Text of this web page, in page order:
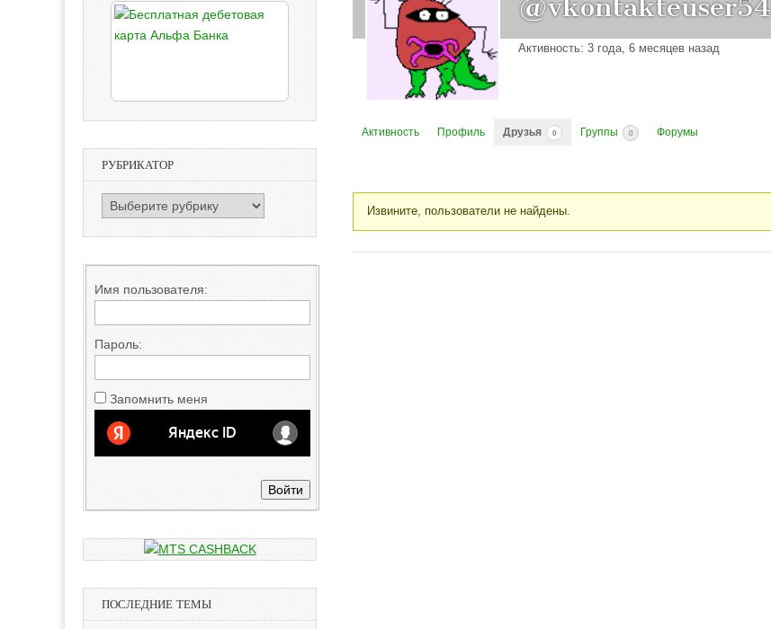
@vkontakteuser54
Активность: 3 года, 6 месяцев назад
Активность Профиль Друзья 0 Группы 0 Форумы
Друзья
Извините, пользователи не найдены.
РУБРИКАТОР
РУБРИКАТОР
Имя пользователя:
Пароль:
Запомнить меня
Войти
ПОСЛЕДНИЕ ТЕМЫ